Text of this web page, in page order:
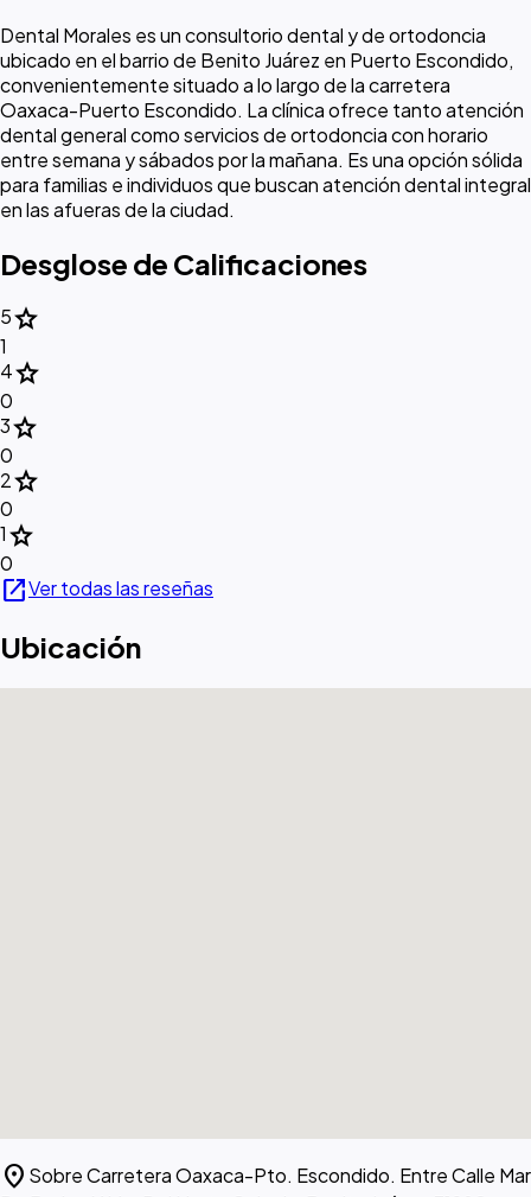
Dental Morales es un consultorio dental y de ortodoncia
ubicado en el barrio de Benito Juárez en Puerto Escondido,
convenientemente situado a lo largo de la carretera
Oaxaca-Puerto Escondido. La clínica ofrece tanto atención
dental general como servicios de ortodoncia con horario
entre semana y sábados por la mañana. Es una opción sólida
para familias e individuos que buscan atención dental integral
en las afueras de la ciudad.
Desglose de Calificaciones
5star
1
4star
0
3star
0
2star
0
1star
0
open_in_newVer todas las reseñas
Ubicación
location_on Sobre Carretera Oaxaca-Pto. Escondido. Entre Calle Mar